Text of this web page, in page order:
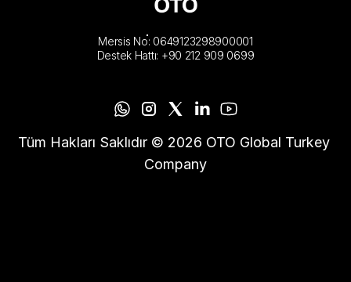
Mersis No: 0649123298900001
Destek Hattı: +90 212 909 0699
Tüm Hakları Saklıdır © 2026 OTO Global Turkey
Company